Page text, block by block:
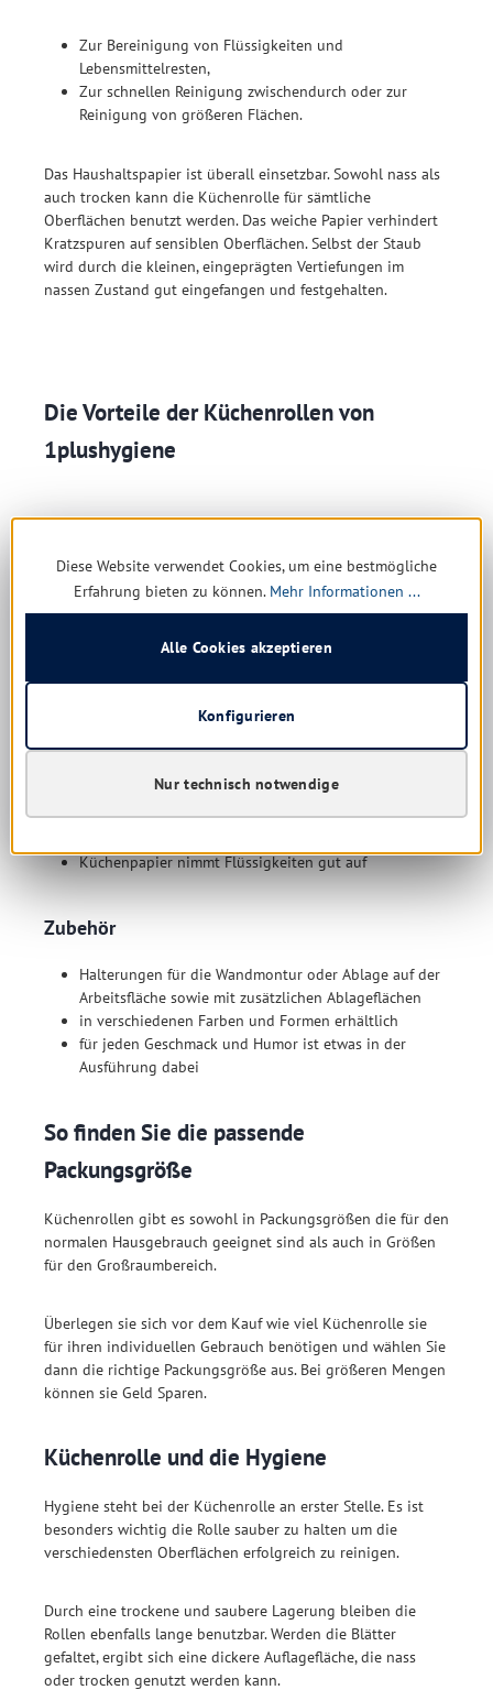
Zur Bereinigung von Flüssigkeiten und
Lebensmittelresten,
Zur schnellen Reinigung zwischendurch oder zur
Reinigung von größeren Flächen.
Das Haushaltspapier ist überall einsetzbar. Sowohl nass als
auch trocken kann die Küchenrolle für sämtliche
Oberflächen benutzt werden. Das weiche Papier verhindert
Kratzspuren auf sensiblen Oberflächen. Selbst der Staub
wird durch die kleinen, eingeprägten Vertiefungen im
nassen Zustand gut eingefangen und festgehalten.
Die Vorteile der Küchenrollen von
1plushygiene
In verschiedenen Packungsgrößen verfügbar
Aus weißem und recyceltem Papier
Zur schnellen Reinigung von Glasflächen,
Verwendung als Abtropfhilfe
Gute Unterlage für Gegenstände, die öfters nass
Küchenpapier nimmt Flüssigkeiten gut auf
Zubehör
Halterungen für die Wandmontur oder Ablage auf der
Arbeitsfläche sowie mit zusätzlichen Ablageflächen
in verschiedenen Farben und Formen erhältlich
für jeden Geschmack und Humor ist etwas in der
Ausführung dabei
So finden Sie die passende
Packungsgröße
Küchenrollen gibt es sowohl in Packungsgrößen die für den
normalen Hausgebrauch geeignet sind als auch in Größen
für den Großraumbereich.
Überlegen sie sich vor dem Kauf wie viel Küchenrolle sie
für ihren individuellen Gebrauch benötigen und wählen Sie
dann die richtige Packungsgröße aus. Bei größeren Mengen
können sie Geld Sparen.
Küchenrolle und die Hygiene
Hygiene steht bei der Küchenrolle an erster Stelle. Es ist
besonders wichtig die Rolle sauber zu halten um die
verschiedensten Oberflächen erfolgreich zu reinigen.
Durch eine trockene und saubere Lagerung bleiben die
Rollen ebenfalls lange benutzbar. Werden die Blätter
gefaltet, ergibt sich eine dickere Auflagefläche, die nass
oder trocken genutzt werden kann.
Diese Website verwendet Cookies, um eine bestmögliche
Erfahrung bieten zu können. Mehr Informationen ...
Nur technisch notwendige
Konfigurieren
Alle Cookies akzeptieren